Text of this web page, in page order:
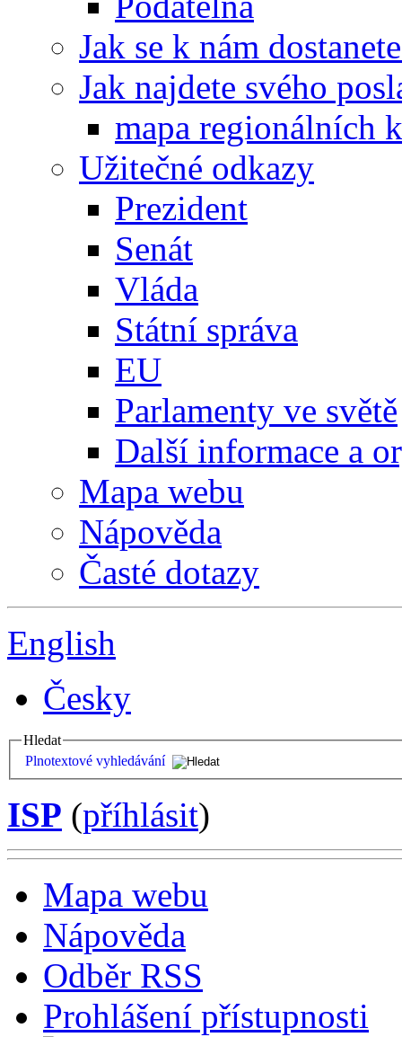
Jak se k nám
Jak najdete svého
mapa regionálních
Užitečné odkazy
Prezident
Senát
Vláda
Státní správa
EU
Parlamenty ve světě
Další informace a
Mapa webu
Nápověda
Časté dotazy
English
Česky
Hledat
Plnotextové vyhledávání
ISP (příhlásit)
Mapa webu
Nápověda
Odběr RSS
Prohlášení přístupnosti